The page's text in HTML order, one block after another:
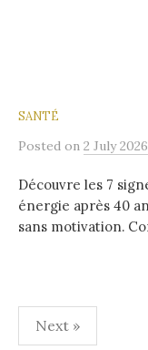
SANTÉ
Posted on 2 July 2026
Découvre les 7
énergie après 40
sans motivation.
Next »